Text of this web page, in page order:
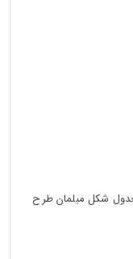
جدول شکل مبلمان طرح